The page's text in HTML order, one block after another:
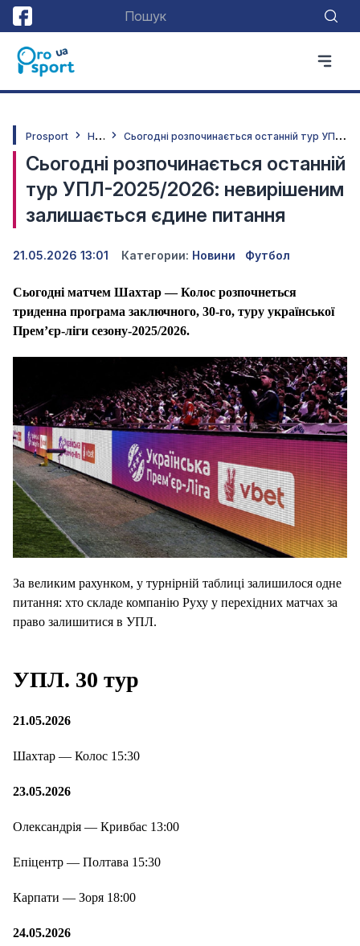
Prosport Н
овини С
ьогодні розпочинається останній тур УПЛ-2025/2026: невирішеним залишається єдине питання
Сьогодні розпочинається останній
тур УПЛ-2025/2026: невирішеним
залишається єдине питання
21.05.2026 13:01 Категории: Новини Футбол
Сьогодні матчем Шахтар — Колос розпочнеться
триденна програма заключного, 30-го, туру української
Прем’єр-ліги сезону-2025/2026.
За великим рахунком, у турнірній таблиці залишилося одне
питання: хто складе компанію Руху у перехідних матчах за
право залишитися в УПЛ.
УПЛ. 30 тур
21.05.2026
Шахтар — Колос 15:30
23.05.2026
Олександрія — Кривбас 13:00
Епіцентр — Полтава 15:30
Карпати — Зоря 18:00
24.05.2026